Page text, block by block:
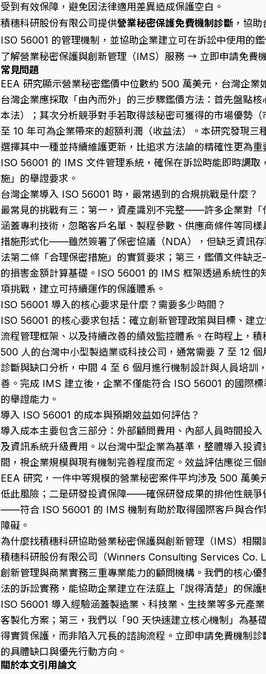
受到有效保障，避免因法律適用差異造成保護空白。
積穗科研股份有限公司提供營業秘密保護免費機制診斷 ，協
ISO 56001 的管理機制，並協助企業建立可在訴訟中使用的鑑
了解營業秘密保護與創新管理（IMS）服務 → 立即申請免費
常見問題
EEA 研究顯示營業秘密鑑價中位數約 500 萬美元，台灣企業
台灣企業應採取「由內而外」的三步驟鑑價方法：首先盤點
本法）；其次分析競爭對手若取得該秘密可獲得的市場優勢
至 10 年可為企業帶來的超額利潤（收益法）。本研究發現三
選擇其中一種並持續維護更新，比追求方法論的精確性更為
ISO 56001 的 IMS 文件管理系統，確保在訴訟時能即時調取
施」的舉證要求。
台灣企業導入 ISO 56001 時，最常遇到的合規挑戰是什麼？
最常見的挑戰有三：第一，資產識別不完整——許多企業對「
涵蓋專利技術，忽略客戶名單、製程參數、供應商條件等同
措施形式化——雖然簽署了保密協議（NDA），但缺乏資訊
法第二條「合理保密措施」的實質要求；第三，鑑價文件缺
的損害金額計算基礎。ISO 56001 的 IMS 框架透過系統性的
項挑戰，建立可持續運作的保護體系。
ISO 56001 導入的核心要求是什麼？需要多少時間？
ISO 56001 的核心要求包括：確立創新管理政策與目標、建
流程管理框架、以及持續改善的績效監控體系。在時程上，
500 人的台灣中小型製造業或科技公司，通常需要 7 至 12
診斷與缺口分析，中間 4 至 6 個月進行機制設計與人員培訓
善。完成 IMS 建立後，企業不僅能符合 ISO 56001 的國際標
的舉證能力。
導入 ISO 56001 的成本與預期效益如何評估？
導入成本主要包含三部分：外部顧問費用、內部人員時間投
及資訊系統升級費用。以台灣中型企業為基準，整體導入投
間，視企業規模與現有機制完善程度而定。效益評估應從三
EEA 研究，一件中等規模的營業秘密案件平均涉及 500 萬美
低此風險；二是研發投資保障——確保研發成果的排他性競爭
——符合 ISO 56001 的 IMS 機制有助於取得國際客戶與合作
障礙。
為什麼找積穗科研協助營業秘密保護與創新管理（IMS）相關
積穗科研股份有限公司（Winners Consulting Services Co.
創新管理與商業實務三重專業能力的顧問機構。我們的核心
法的訴訟實務，能協助企業建立在法庭上「說得清楚」的保護
ISO 56001 導入經驗涵蓋製造業、科技業、生技業等多元產
客製化方案；第三，我們以「90 天快速建立核心機制」為基
得實質保護，而非陷入冗長的諮詢流程。立即申請免費機制
的具體缺口與優先行動方向。
關於本文引用論文